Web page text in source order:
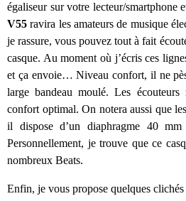
égaliseur sur votre lecteur/smartphone
V55 ravira les amateurs de musique
je rassure, vous pouvez tout à fait
casque. Au moment où j’écris ces
et ça envoie… Niveau confort, il ne
large bandeau moulé. Les écouteurs
confort optimal. On notera aussi que
il dispose d’un diaphragme 40 mm
Personnellement, je trouve que ce
nombreux Beats.
Enfin, je vous propose quelques